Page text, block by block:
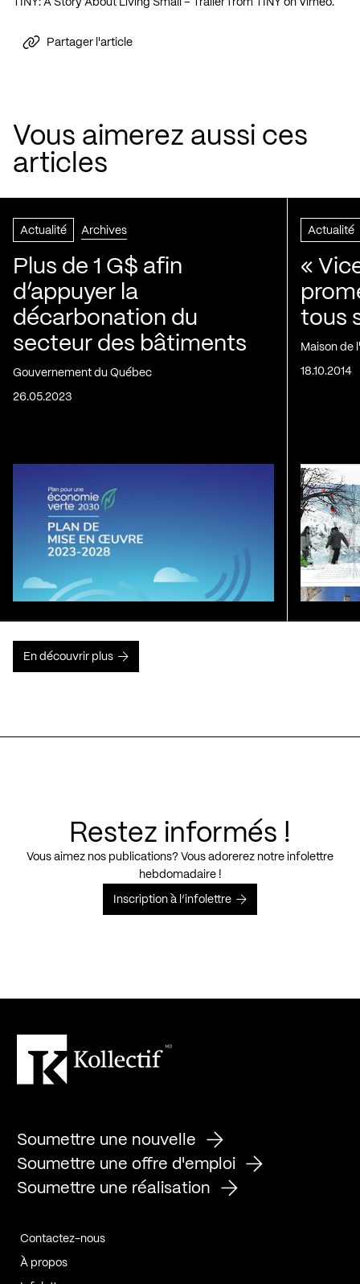
TINY: A Story About Living Small – Trailer from TINY on Vimeo.
Partager l'article
Vous aimerez aussi ces
articles
Actualité Archives
Plus de 1 G$ afin
d’appuyer la
décarbonation du
secteur des bâtiments
Gouvernement du Québec
26.05.2023
Actualité
«
tous
Maison de
18.10.2014
En découvrir plus
Restez informés !
Vous aimez nos publications? Vous adorerez notre infolettre
hebdomadaire !
Inscription à l’infolettre
Soumettre une nouvelle
Soumettre une offre d'emploi
Soumettre une réalisation
Contactez-nous
À propos